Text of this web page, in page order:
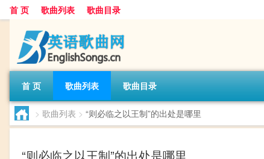
首 页 歌曲列表 歌曲目录
首 页 歌曲列表 歌曲目录
> 歌曲列表 > “则必临之以王制”的出处是哪里
“则必临之以王制”的出处是哪里